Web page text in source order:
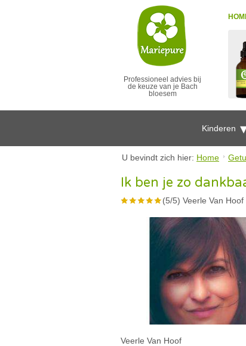
Professioneel advies bij
de keuze van je Bach
bloesem
Kinderen
U bevindt zich hier: Home
Ik ben je zo
(5/5) Veerle Van Hoof
Veerle Van Hoof